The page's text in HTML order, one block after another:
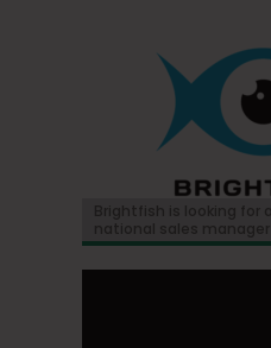
Brightfish is looking for
national sales manager